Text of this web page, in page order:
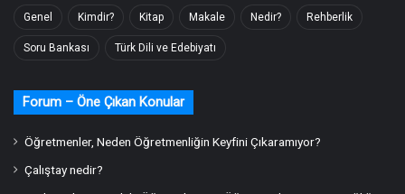
Genel Kimdir? Kitap Makale Nedir? Rehberlik
Soru Bankası Türk Dili ve Edebiyatı
Forum – Öne Çıkan Konular
Öğretmenler, Neden Öğretmenliğin Keyfini Çıkaramıyor?
Çalıştay nedir?